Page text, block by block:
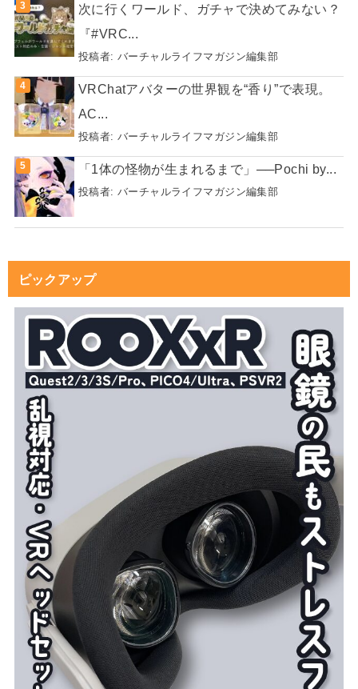
次に行くワールド、ガチャで決めてみない？
『#VRC...
投稿者: バーチャルライフマガジン編集部
VRChatアバターの世界観を“香り”で表現。
AC...
投稿者: バーチャルライフマガジン編集部
「1体の怪物が生まれるまで」──Pochi by...
投稿者: バーチャルライフマガジン編集部
ピックアップ